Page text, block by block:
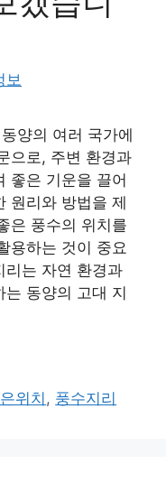
보
양의 여러 국가에
으로, 주변 환경과
좋은 기운을 끌어
원리와 방법을 제
은 풍수의 위치를
용하는 것이 중요
리는 자연 환경과
동양의 고대 지
위치 , 풍수지리